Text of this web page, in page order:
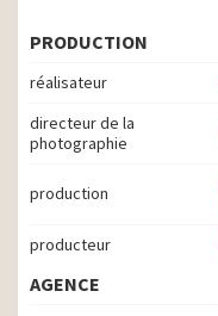
PRODUCTION
réalisateur
directeur de la
photographie
production
producteur
AGENCE